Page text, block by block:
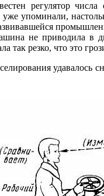
регулятор
упоминали,
не приводила в
так резко, что это
удавалось